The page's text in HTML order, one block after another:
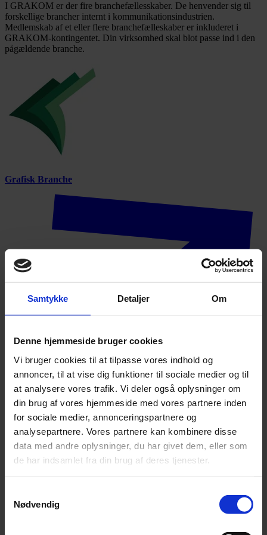
Samtykke Detaljer Om
Denne hjemmeside bruger cookies
Vi bruger cookies til at tilpasse vores indhold og
annoncer, til at vise dig funktioner til sociale medier og til
at analysere vores trafik. Vi deler også oplysninger om
din brug af vores hjemmeside med vores partnere inden
for sociale medier, annonceringspartnere og
analysepartnere. Vores partnere kan kombinere disse
data med andre oplysninger, du har givet dem, eller som
de har indsamlet fra din brug af deres tjenester.
Nødvendig
I GRAKOM er der fire branchefællesskaber. De henvender sig til
forskellige brancher internt i kommunikationsindustrien.
Medlemskab af et eller flere branchefælleskaber er inkluderet i
GRAKOM-kontingentet. Din virksomhed skal blot passe ind i den
pågældende branche.
Grafisk Branche
Grafisk Branche er GRAKOMs branchefællesskab for grafiske
virksomheder som fx trykkerier, labelproducenter og andre, der er
involveret i produktionen af tryksager, eller som er